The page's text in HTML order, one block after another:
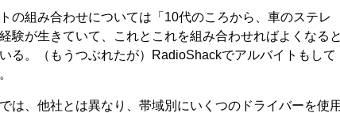
の組み合わせについては「10代のころから、車のステレ
験が生きていて、これとこれを組み合わせればよくなると
る。（もうつぶれたが）RadioShackでアルバイトもして
は、他社とは異なり、帯域別にいくつのドライバーを使用